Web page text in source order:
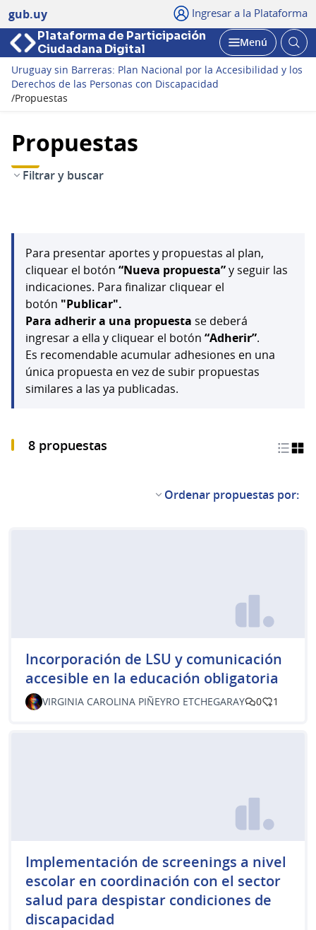
gub.uy Ingresar a la Plataforma
Plataforma de Participación
Ciudadana Digital
Abrir
Menú
Uruguay sin Barreras: Plan Nacional por la Accesibilidad y los
Derechos de las Personas con Discapacidad
/Propuestas
Propuestas
Filtrar y buscar
Para presentar aportes y propuestas al plan,
cliquear el botón “Nueva propuesta”y seguir las
indicaciones. Para finalizar cliquear el
botón "Publicar".
Para adherir a una propuesta se deberá
ingresar a ella y cliquear el botón “Adherir”.
Es recomendable acumular adhesiones en una
única propuesta en vez de subir propuestas
similares a las ya publicadas.
8 propuestas
Ordenar propuestas por:
Incorporación de LSU y comunicación
accesible en la educación obligatoria
VIRGINIA CAROLINA PIÑEYRO ETCHEGARAY 0 1
Implementación de screenings a nivel
escolar en coordinación con el sector
salud para despistar condiciones de
discapacidad